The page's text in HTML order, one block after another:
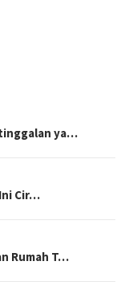
ya…
Cir…
Rumah T…